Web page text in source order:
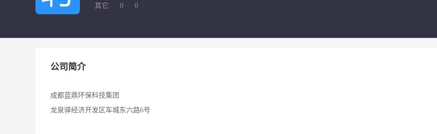
其它 0 0
公司简介
成都蓝鼎环保科技集团
龙泉驿经济开发区车城东六路6号